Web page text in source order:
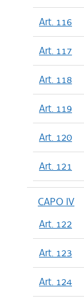
Art. 116
Art. 117
Art. 118
Art. 119
Art. 120
Art. 121
CAPO IV
Art. 122
Art. 123
Art. 124